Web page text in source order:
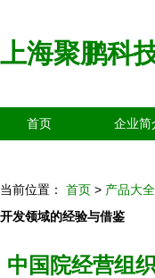
上海聚鹏科
首页 企业简
当前位置： 首页 > 产品大全
开发领域的经验与借鉴
中国院经营组